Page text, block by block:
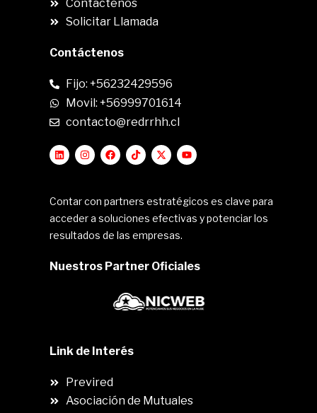
Contáctenos
Solicitar Llamada
Contáctenos
Fijo: +56232429596
Movil: +56999701614
contacto@redrrhh.cl
Contar con partners estratégicos es clave para
acceder a soluciones efectivas y potenciar los
resultados de las empresas.
Nuestros Partner Oficiales
Link de Interés
Previred
Asociación de Mutuales